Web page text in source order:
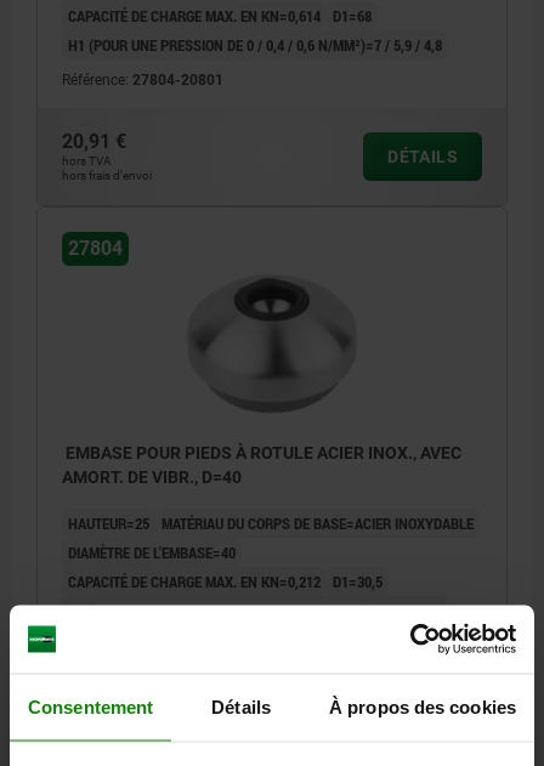
Consentement Détails À propos des cookies
CAPACITÉ DE CHARGE MAX. EN KN=0,614
D1=68
H1 (POUR UNE PRESSION DE 0 / 0,4 / 0,6 N/MM²)=7 / 5,9 / 4,8
Référence: 27804-20801
20,91 €
hors TVA
hors frais d’envoi
DÉTAILS
27804
EMBASE POUR PIEDS À ROTULE ACIER INOX., AVEC
AMORT. DE VIBR., D=40
HAUTEUR=25
MATÉRIAU DU CORPS DE BASE=ACIER INOXYDABLE
DIAMÈTRE DE L'EMBASE=40
CAPACITÉ DE CHARGE MAX. EN KN=0,212
D1=30,5
H1 (POUR UNE PRESSION DE 0 / 0,4 / 0,6 N/MM²)=7 / 5,8 / 4,9
21,24 €
hors frais d’envoi